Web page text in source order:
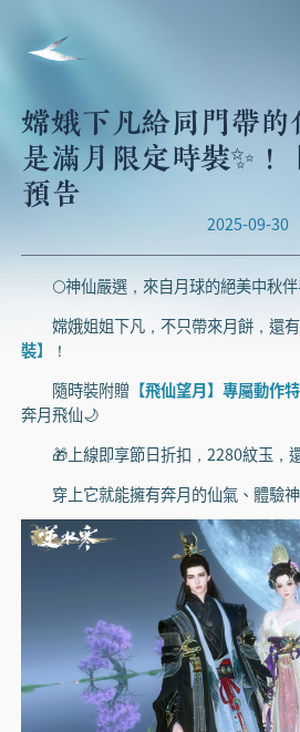
嫦娥下凡給同門帶的
是滿月限定時裝✨！
預告
2025-09-30
🌕神仙嚴選，來自月球的絕美中秋伴
嫦娥姐姐下凡，不只帶來月餅，還
裝】
！
隨時裝附贈 【飛仙望月】專屬動作
奔月飛仙🌙
🎁上線即享節日折扣，2280紋玉，還
穿上它就能擁有奔月的仙氣、體驗